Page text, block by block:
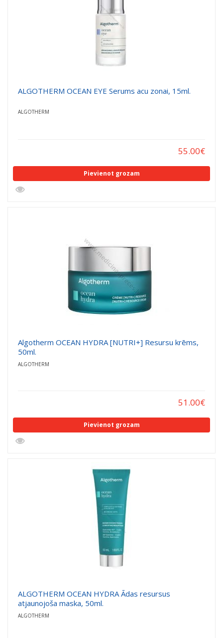
ALGOTHERM OCEAN EYE Serums acu zonai, 15ml.
ALGOTHERM
55.00€
Pievienot grozam
Algotherm OCEAN HYDRA [NUTRI+] Resursu krēms,
50ml.
ALGOTHERM
51.00€
Pievienot grozam
ALGOTHERM OCEAN HYDRA Ādas resursus
atjaunojoša maska, 50ml.
ALGOTHERM